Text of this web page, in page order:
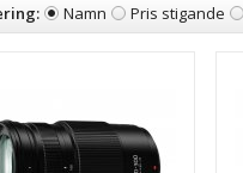
Namn Pris stigande